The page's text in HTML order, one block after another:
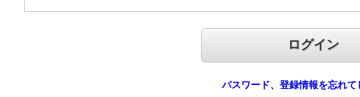
パスワード、登録情報を忘れて